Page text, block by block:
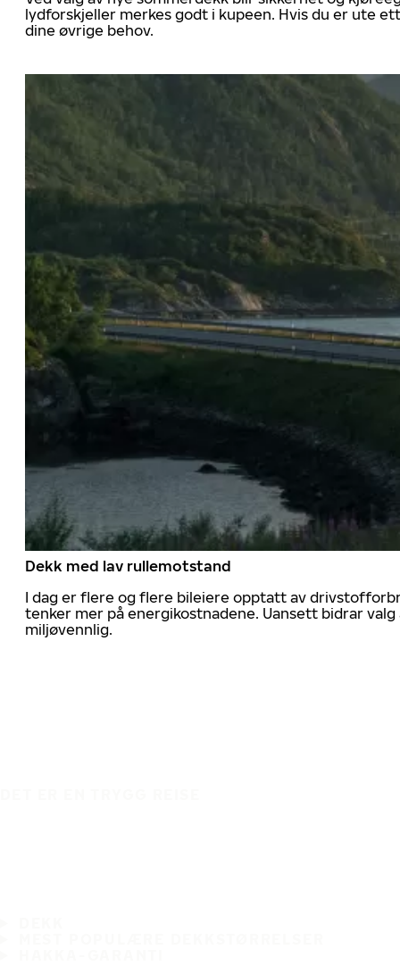
lydforskjeller merkes godt i kupeen. Hvis du er ute
dine øvrige behov.
Dekk med lav rullemotstand
I dag er flere og flere bileiere opptatt av
tenker mer på energikostnadene. Uansett bidrar
miljøvennlig.